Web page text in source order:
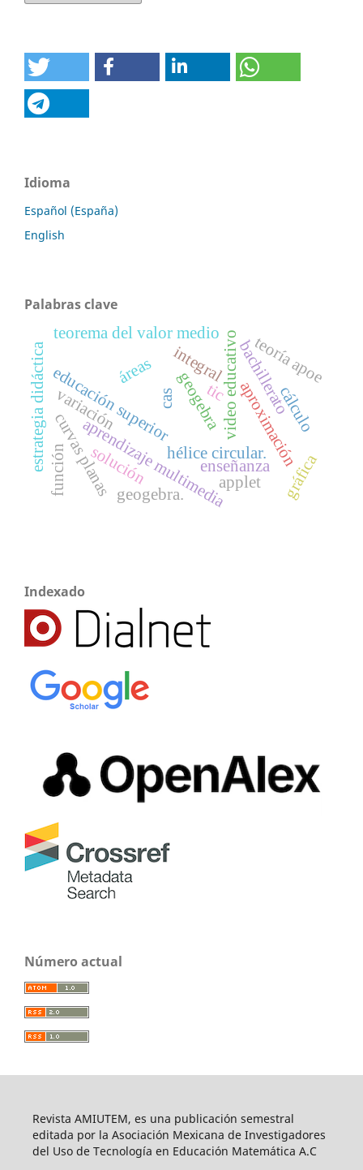
Idioma
Español (España)
English
Palabras clave
educación superior
estrategia didáctica geogebra
hélice circular.
video educativo
aprendizaje multimedia
áreas
aproximación
teorema del valor medio
enseñanza
curvas planas
bachillerato
integral
función solución
cálculo
teoría apoe
gráfica
variación
geogebra.
applet
cas tic
Indexado
Número actual
Revista AMIUTEM, es una publicación semestral
editada por la Asociación Mexicana de Investigadores
del Uso de Tecnología en Educación Matemática A.C